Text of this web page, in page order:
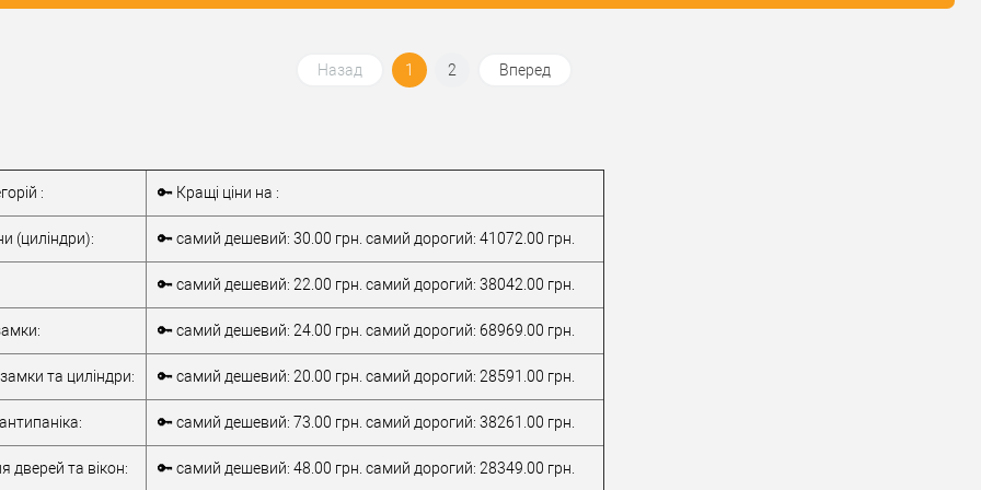
порівняння
Модель
Серцевина для
профільний
Назад 1 2 Вперед
: 🔑 Кращі ціни на :
(циліндри): 🔑 самий дешевий: 30.00 грн. самий дорогий: 41072.00 грн.
🔑 самий дешевий: 22.00 грн. самий дорогий: 38042.00 грн.
🔑 самий дешевий: 24.00 грн. самий дорогий: 68969.00 грн.
та циліндри: 🔑 самий дешевий: 20.00 грн. самий дорогий: 28591.00 грн.
🔑 самий дешевий: 73.00 грн. самий дорогий: 38261.00 грн.
дверей та вікон: 🔑 самий дешевий: 48.00 грн. самий дорогий: 28349.00 грн.